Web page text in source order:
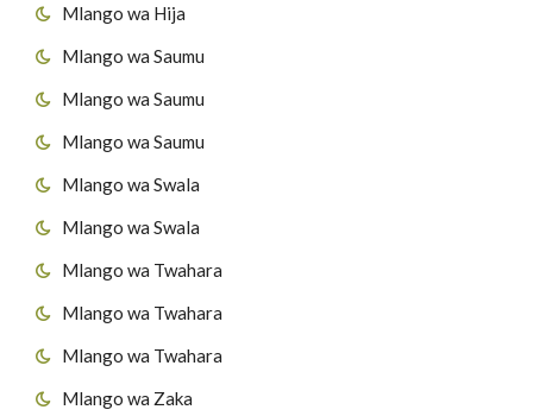
Mlango wa Hija
Mlango wa Saumu
Mlango wa Saumu
Mlango wa Saumu
Mlango wa Swala
Mlango wa Swala
Mlango wa Twahara
Mlango wa Twahara
Mlango wa Twahara
Mlango wa Zaka